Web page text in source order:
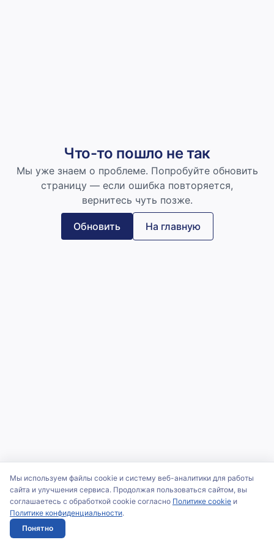
Что-то пошло не так
Мы уже знаем о проблеме. Попробуйте обновить
страницу — если ошибка повторяется,
вернитесь чуть позже.
Обновить На главную
Мы используем файлы cookie и систему веб-аналитики для работы
сайта и улучшения сервиса. Продолжая пользоваться сайтом, вы
соглашаетесь с обработкой cookie согласно Политике cookie и
Политике конфиденциальности.
Понятно